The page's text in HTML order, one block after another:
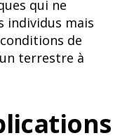
qui ne
individus mais
de
terrestre à